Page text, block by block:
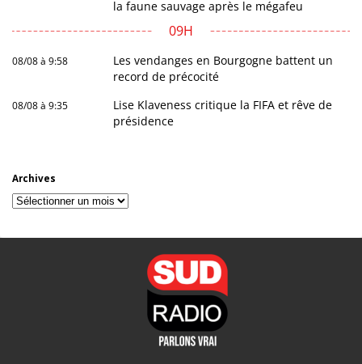
la faune sauvage après le mégafeu
09H
08/08 à 9:58
Les vendanges en Bourgogne battent un
record de précocité
08/08 à 9:35
Lise Klaveness critique la FIFA et rêve de
présidence
Archives
Archives